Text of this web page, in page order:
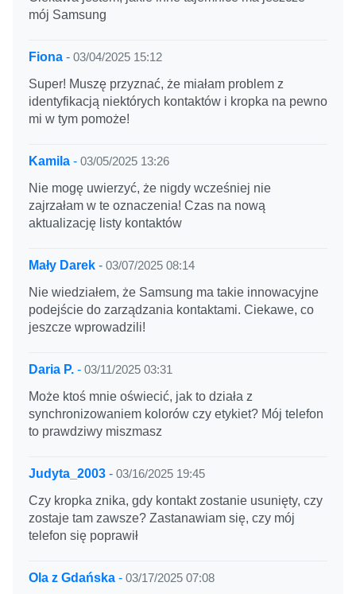
mój Samsung
Fiona - 03/04/2025 15:12
Super! Muszę przyznać, że miałam problem z
identyfikacją niektórych kontaktów i kropka na pewno
mi w tym pomoże!
Kamila - 03/05/2025 13:26
Nie mogę uwierzyć, że nigdy wcześniej nie
zajrzałam w te oznaczenia! Czas na nową
aktualizację listy kontaktów
Mały Darek - 03/07/2025 08:14
Nie wiedziałem, że Samsung ma takie innowacyjne
podejście do zarządzania kontaktami. Ciekawe, co
jeszcze wprowadzili!
Daria P. - 03/11/2025 03:31
Może ktoś mnie oświecić, jak to działa z
synchronizowaniem kolorów czy etykiet? Mój telefon
to prawdziwy miszmasz
Judyta_2003 - 03/16/2025 19:45
Czy kropka znika, gdy kontakt zostanie usunięty, czy
zostaje tam zawsze? Zastanawiam się, czy mój
telefon się poprawił
Ola z Gdańska - 03/17/2025 07:08